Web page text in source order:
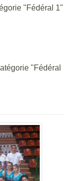
"Fédéral 1"
"Fédéral